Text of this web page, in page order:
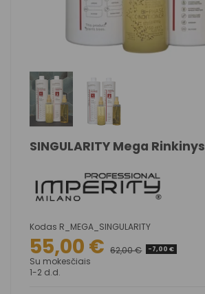
SINGULARITY Mega Rinkinys
Kodas R_MEGA_SINGULARITY
55,00 € 62,00 € -7,00 €
Su mokesčiais
1-2 d.d.